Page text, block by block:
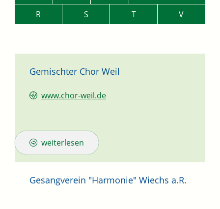
R
S T V
Gemischter Chor Weil
www.chor-weil.de
weiterlesen
Gesangverein "Harmonie" Wiechs a.R.